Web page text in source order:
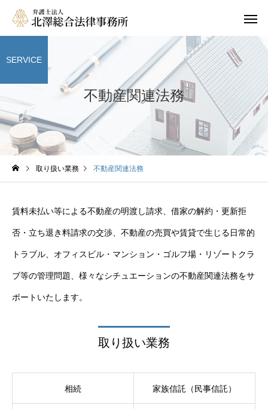
家族信託（民
企業顧問 企業法務・
不動産関連法務
SERVICE
取り扱い業務 不動産関連法務
賃料未払い等による不動産の明渡し請求、借家の解約・更新拒
否・立ち退き料請求の交渉、不動産の売買や賃貸で生じる日常的
トラブル、オフィスビル・マンション・ゴルフ場・リゾートクラ
ブ等の管理問題、様々なシチュエーションの不動産関連法務をサ
ポートいたします。
取り扱い業務
相続 家族信託（民事信託）